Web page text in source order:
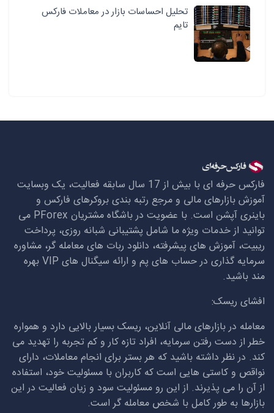
تحلیل احساسات بازار در معاملات فارکس
تایم
فارکس حرفه ای با بیش از 17 سال سابقه فعالیت، یک وبسایت
آموزش بازارهای مالی و مرجع رتبه بندی بروکرهای فارکس و
باینری آپشن است. با عضویت در باشگاه مشتریان PForex می
توانید از خدمات ویژه ما شامل پشتیبانی شبانه روزی، پرداخت
ریبیت، آموزش های پیشرفته، دانلود ربات های معامله گر، مشاوره
سرمایه گذاری در حساب های پم و ارائه سیگنال های VIPبهره
مند باشید.
افشای ریسک:
معامله در بازارهای مالی آنلاین، ریسک بسیار بالایی دارد و همواره
خطر از دست رفتن سرمایه، افراد تازه کار و کم تجربه را تهدید می
کند. در نظر داشته باشید که هر بستر برای انجام معاملات، دارای
نواقص و کاستی هایی است که کاربران با مسئولیت خود، استفاده
از آن را می پذیرند. از این رو مسئولیت سود و زیان فعالیت در این
بازارها به طور کامل با شخص معامله گر است.